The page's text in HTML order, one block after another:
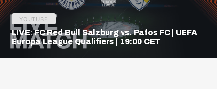
YOUTUBE
LIVE: FC Red Bull Salzburg vs. Pafos FC | UEFA
Europa League Qualifiers | 19:00 CET